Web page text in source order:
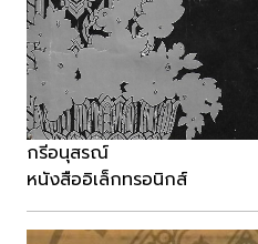
กรีอนุสรณ์
หนังสืออิเล็กทรอนิกส์